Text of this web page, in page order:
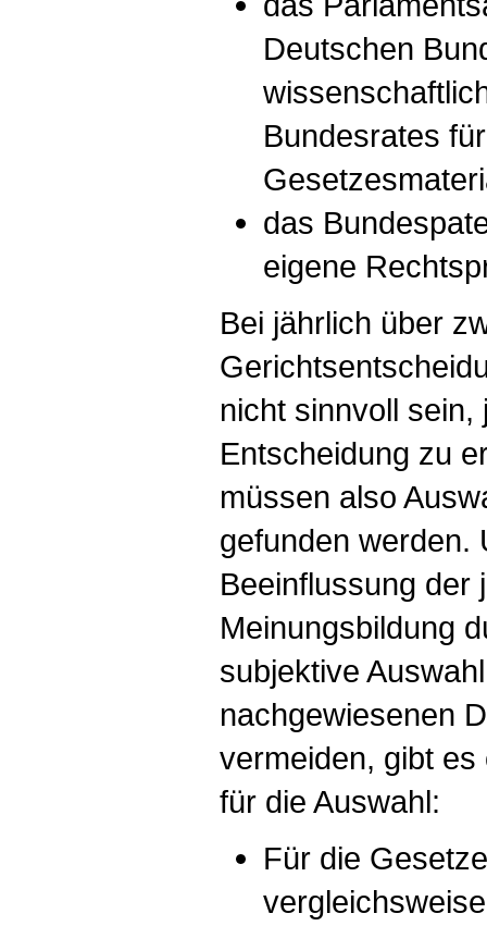
Deutschen
Bundesrates
das
eigene
Bei jährlich über
nicht sinnvoll sein,
Entscheidung zu
müssen also
gefunden werden.
Beeinflussung der
Meinungsbildung
subjektive
nachgewiesenen
vermeiden, gibt
für die Auswahl:
Für die